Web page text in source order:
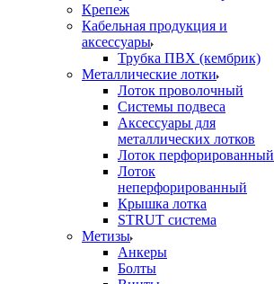
Крепеж
Кабельная продукция и
аксессуары
Трубка ПВХ (кембрик)
Металлические лотки
Лоток проволочный
Системы подвеса
Аксессуары для
металлических лотков
Лоток перфорированный
Лоток
неперфорированный
Крышка лотка
STRUT система
Метизы
Анкеры
Болты